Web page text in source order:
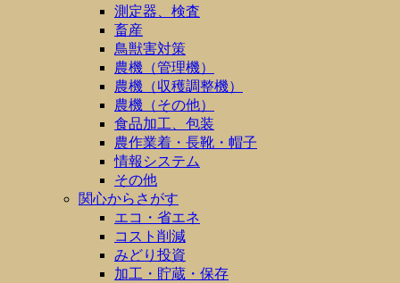
測定器、検査
畜産
鳥獣害対策
農機（管理機）
農機（収穫調整機）
農機（その他）
食品加工、包装
農作業着・長靴・帽子
情報システム
その他
関心からさがす
エコ・省エネ
コスト削減
みどり投資
加工・貯蔵・保存